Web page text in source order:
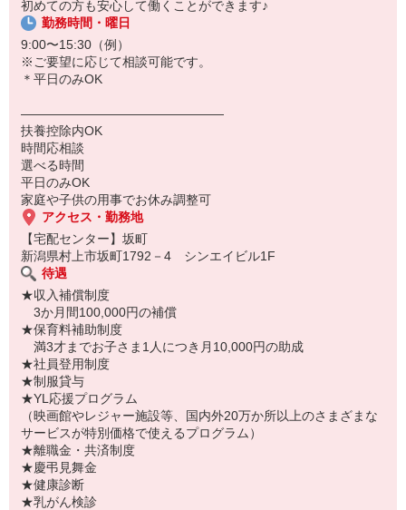
16:00 帰宅
☆活躍中のスタッフさん
現在、スタッフ60名ほど
└20〜30代 3割／40代 5割／50代以上 2割
初めての方も安心して働くことができます♪
勤務時間・曜日
9:00〜15:30（例）
※ご要望に応じて相談可能です。
＊平日のみOK
――――――――――――――――
扶養控除内OK
時間応相談
選べる時間
平日のみOK
家庭や子供の用事でお休み調整可
アクセス・勤務地
【宅配センター】坂町
新潟県村上市坂町1792－4 シンエイビル1F
待遇
★収入補償制度
3か月間100,000円の補償
★保育料補助制度
満3才までお子さま1人につき月10,000円の助成
★社員登用制度
★制服貸与
★YL応援プログラム
（映画館やレジャー施設等、国内外20万か所以上のさまざまな
サービスが特別価格で使えるプログラム）
★離職金・共済制度
★慶弔見舞金
★健康診断
★乳がん検診